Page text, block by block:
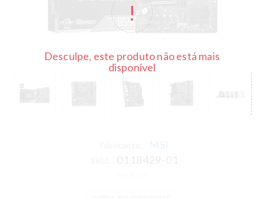
Desculpe, este produto não está mais
disponível
MSI